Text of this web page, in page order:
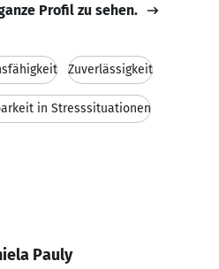
Profil zu sehen.
Zuverlässigkeit
in Stresssituationen
Pauly